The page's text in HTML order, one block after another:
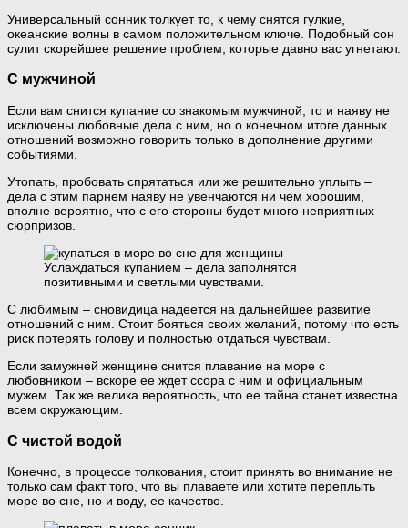
Универсальный сонник толкует то, к чему снятся гулкие,
океанские волны в самом положительном ключе. Подобный сон
сулит скорейшее решение проблем, которые давно вас угнетают.
С мужчиной
Если вам снится купание со знакомым мужчиной, то и наяву не
исключены любовные дела с ним, но о конечном итоге данных
отношений возможно говорить только в дополнение другими
событиями.
Утопать, пробовать спрятаться или же решительно уплыть –
дела с этим парнем наяву не увенчаются ни чем хорошим,
вполне вероятно, что с его стороны будет много неприятных
сюрпризов.
Услаждаться купанием – дела заполнятся
позитивными и светлыми чувствами.
С любимым – сновидица надеется на дальнейшее развитие
отношений с ним. Стоит бояться своих желаний, потому что есть
риск потерять голову и полностью отдаться чувствам.
Если замужней женщине снится плавание на море с
любовником – вскоре ее ждет ссора с ним и официальным
мужем. Так же велика вероятность, что ее тайна станет известна
всем окружающим.
С чистой водой
Конечно, в процессе толкования, стоит принять во внимание не
только сам факт того, что вы плаваете или хотите переплыть
море во сне, но и воду, ее качество.